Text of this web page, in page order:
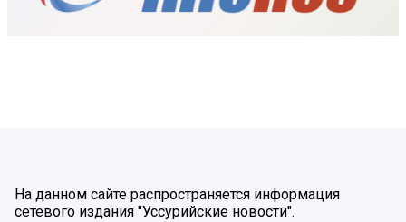
На данном сайте распространяется информация
сетевого издания "Уссурийские новости".